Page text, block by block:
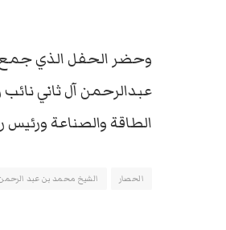
وحضر الحفل الذي
عبدالرحمن آل ثاني
الطاقة والصناعة ورئيس
الحصار الشيخ محمد بن عبد الرحمن